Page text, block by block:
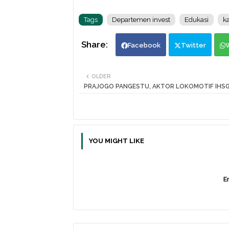
Tags Departemen invest Edukasi
Facebook Twitter
OLDER
PRAJOGO PANGESTU, AKTOR LOKOMOTIF
YOU MIGHT LIKE